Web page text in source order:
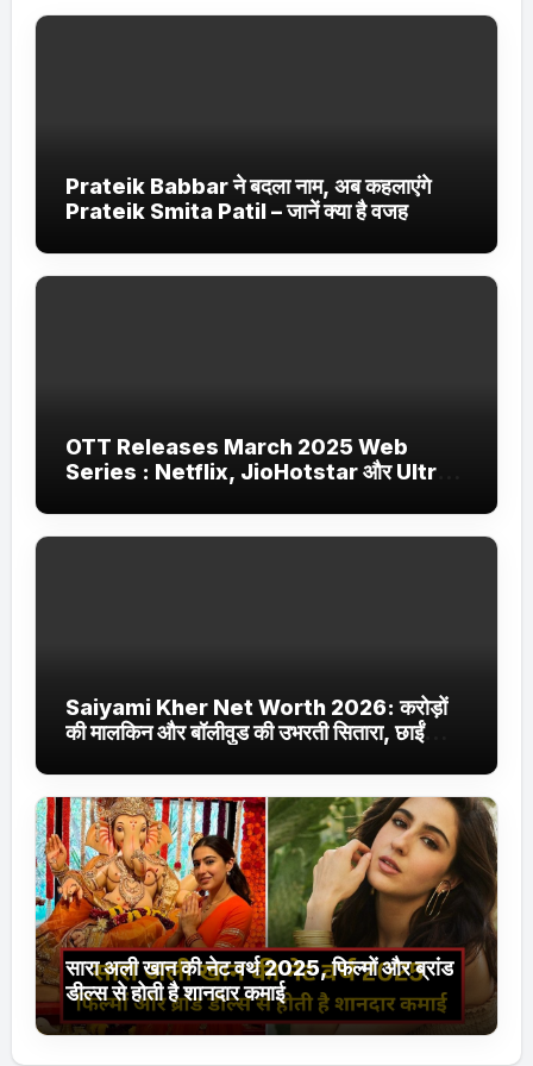
Prateik Babbar ने बदला नाम, अब कहलाएंगे
Prateik Smita Patil – जानें क्या है वजह
OTT Releases March 2025 Web
Series : Netflix, JioHotstar और Ultra
Saiyami Kher Net Worth 2026: करोड़ों
की मालकिन और बॉलीवुड की उभरती सितारा, छाईं
सारा अली खान की नेट वर्थ 2025, फिल्मों और ब्रांड
डील्स से होती है शानदार कमाई